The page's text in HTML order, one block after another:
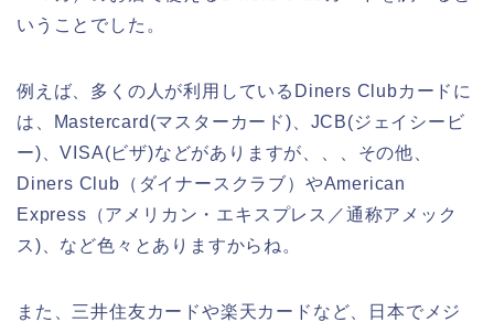
いうことでした。
例えば、多くの人が利用しているDiners Clubカードに
は、Mastercard(マスターカード)、JCB(ジェイシービ
ー)、VISA(ビザ)などがありますが、、、その他、
Diners Club（ダイナースクラブ）やAmerican
Express（アメリカン・エキスプレス／通称アメック
ス)、など色々とありますからね。
また、三井住友カードや楽天カードなど、日本でメジ